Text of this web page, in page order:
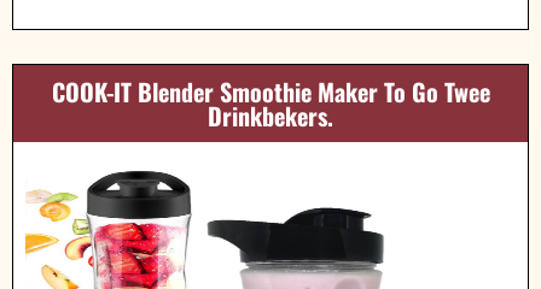
COOK-IT Blender Smoothie Maker To Go Twee
Drinkbekers.